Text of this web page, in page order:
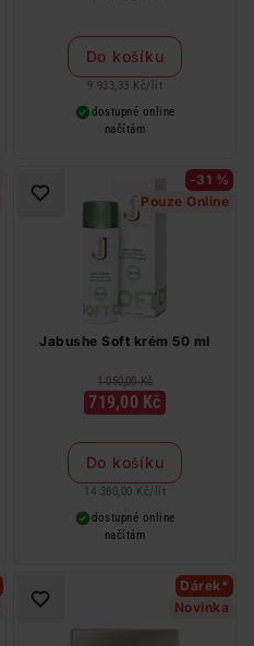
Do košíku
9 933,33 Kč/ lit
dostupné online
načítám
-31 %
Pouze Online
Jabushe Soft krém 50 ml
1 050,00 Kč
719,00 Kč
Do košíku
14 380,00 Kč/ lit
dostupné online
načítám
Dárek*
Novinka